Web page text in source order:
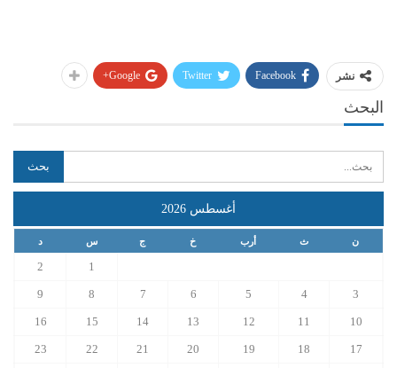
نشر Facebook
Twitter
Google+
البحث
أغسطس 2026
ن ث أرب خ ج س د
1
2
3
4
5
6
7
8
9
10
11
12
13
14
15
16
17
18
19
20
21
22
23